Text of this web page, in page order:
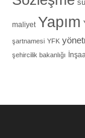
maliyet Yapım
şartnamesi YFK
şehircilik bakanlığı